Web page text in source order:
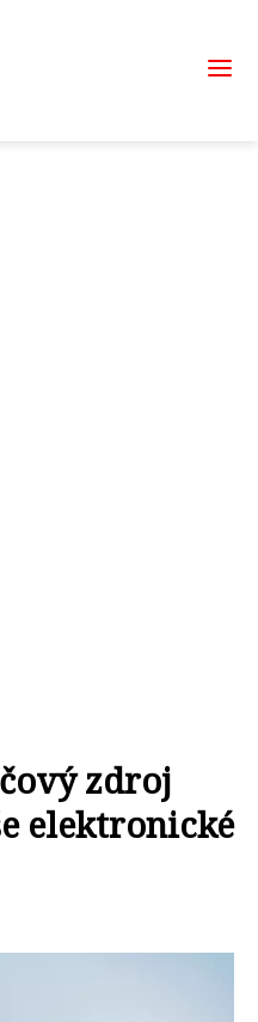
zdroj
elektronické